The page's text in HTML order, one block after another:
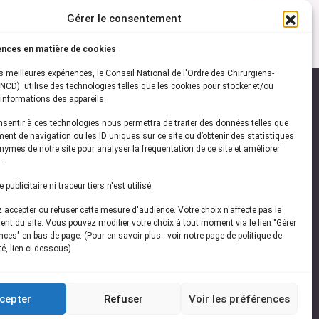
Gérer le consentement
en matière de cookies
meilleures expériences, le Conseil National de l'Ordre des Chirurgiens-
utilise des technologies telles que les cookies pour stocker et/ou
des appareils.
à ces technologies nous permettra de traiter des données telles que
de navigation ou les ID uniques sur ce site ou d’obtenir des statistiques
de notre site pour analyser la fréquentation de ce site et améliorer
publicitaire ni traceur tiers n'est utilisé.
accepter ou refuser cette mesure d'audience. Votre choix n'affecte pas le
du site. Vous pouvez modifier votre choix à tout moment via le lien "Gérer
en bas de page. (Pour en savoir plus : voir notre page de politique de
lien ci-dessous)
Refuser Voir les préférences
vous à notrenewsletter
les dernières actualités de l'ONCD